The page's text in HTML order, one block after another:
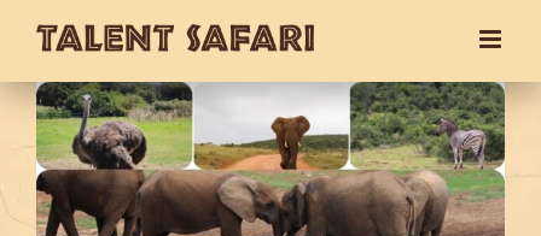
Inhalt
springen